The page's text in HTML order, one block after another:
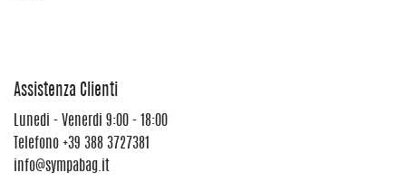
Assistenza Clienti
Lunedi - Venerdi 9:00 - 18:00
Telefono +39 388 3727381
info@sympabag.it